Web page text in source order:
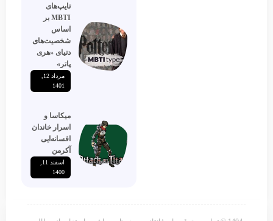
تایپ‌های
MBTI بر
اساس
شخصیت‌های
دنیای «هری
پاتر»
مرداد 12,
1401
میکاسا و
اسرار خاندان
افسانه‌ایی
آکرمن
اسفند 11,
1400